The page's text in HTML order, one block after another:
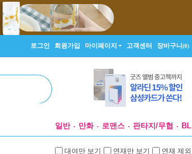
로그인 회원가입 마이페이지 고객센터 장바구니(0)
일반 만화 로맨스 판타지/무협 BL
대여만 보기 연재만 보기 연재 제외